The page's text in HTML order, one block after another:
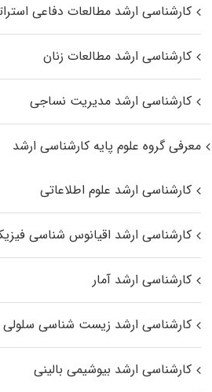
کارشناسی ارشد مطالعات دفاعی
کارشناسی ارشد مطالعات زنان
کارشناسی ارشد مدیریت نساجی
معرفی گروه علوم پایه کارشناسی ارشد
کارشناسی ارشد علوم اطلاعاتی
کارشناسی ارشد اقیانوس‌ شناسی
کارشناسی ارشد آمار
کارشناسی ارشد زیست شناسی سلولی
کارشناسی ارشد بیوشیمی بالینی